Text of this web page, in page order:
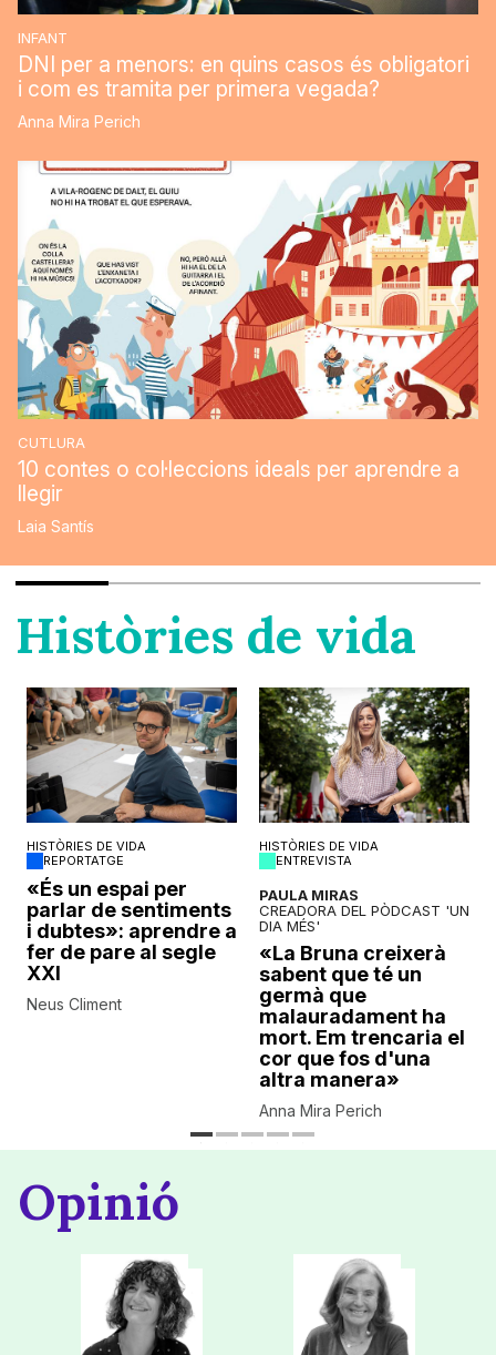
INFANT
DNI per a menors: en quins casos és obligatori
i com es tramita per primera vegada?
Anna Mira Perich
CUTLURA
10 contes o col·leccions ideals per aprendre a
llegir
Laia Santís
Històries de vida
HISTÒRIES DE VIDA
REPORTATGE
«És un espai per
parlar de sentiments
i dubtes»: aprendre a
fer de pare al segle
XXI
Neus Climent
HISTÒRIES DE VIDA
ENTREVISTA
PAULA MIRAS
CREADORA DEL PÒDCAST 'UN
DIA MÉS'
«La Bruna creixerà
sabent que té un
germà que
malauradament ha
mort. Em trencaria el
cor que fos d'una
altra manera»
Anna Mira Perich
Opinió